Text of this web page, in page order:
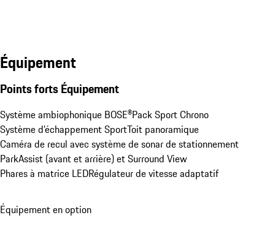
Équipement
Points forts Équipement
Système ambiophonique BOSE®Pack Sport Chrono
Système d’échappement SportToit panoramique
Caméra de recul avec système de sonar de stationnement
ParkAssist (avant et arrière) et Surround View
Phares à matrice LEDRégulateur de vitesse adaptatif
Équipement en option